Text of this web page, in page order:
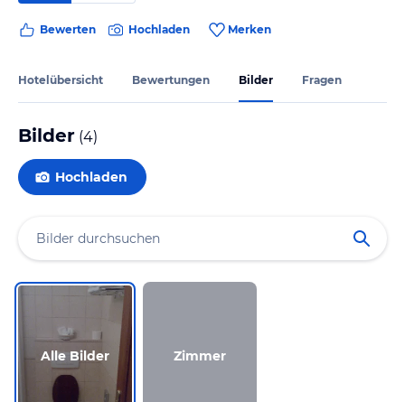
Bewerten Hochladen Merken
Hotelübersicht Bewertungen Bilder Fragen
Bilder (4)
Hochladen
Alle Bilder Zimmer